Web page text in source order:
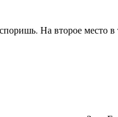
На второе место в